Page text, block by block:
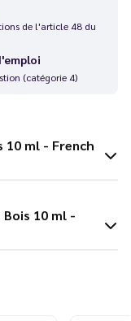
de l'article 48 du
(catégorie 4)